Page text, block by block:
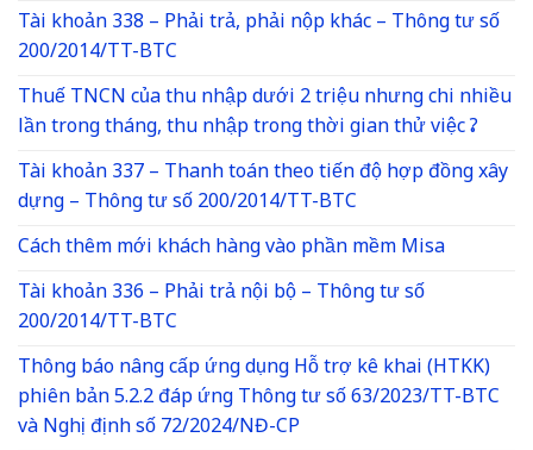
Tài khoản 338 – Phải trả, phải nộp khác – Thông tư số
200/2014/TT-BTC
Thuế TNCN của thu nhập dưới 2 triệu nhưng chi nhiều
lần trong tháng, thu nhập trong thời gian thử việc ?
Tài khoản 337 – Thanh toán theo tiến độ hợp đồng xây
dựng – Thông tư số 200/2014/TT-BTC
Cách thêm mới khách hàng vào phần mềm Misa
Tài khoản 336 – Phải trả nội bộ – Thông tư số
200/2014/TT-BTC
Thông báo nâng cấp ứng dụng Hỗ trợ kê khai (HTKK)
phiên bản 5.2.2 đáp ứng Thông tư số 63/2023/TT-BTC
và Nghị định số 72/2024/NĐ-CP